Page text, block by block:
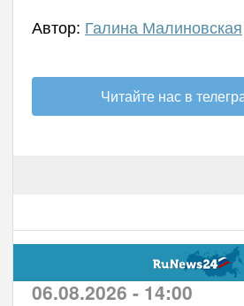
Автор: Галина Малиновская
Читайте нас в
06.08.2026 - 14:00